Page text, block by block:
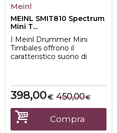
Meinl
MEINL SMIT810 Spectrum
Mini T...
I Meinl Drummer Mini
Timbales offrono il
caratteristico suono di
€
398,00 €
450,00
Compra